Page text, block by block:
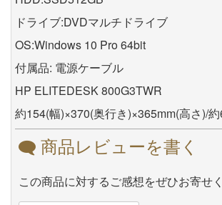
ドライブ:DVDマルチドライブ
OS:Windows 10 Pro 64bit
付属品: 電源ケーブル
HP ELITEDESK 800G3TWR
約154(幅)×370(奥行き)×365mm(高さ)/
商品レビューを書く
この商品に対するご感想をぜひお寄せく